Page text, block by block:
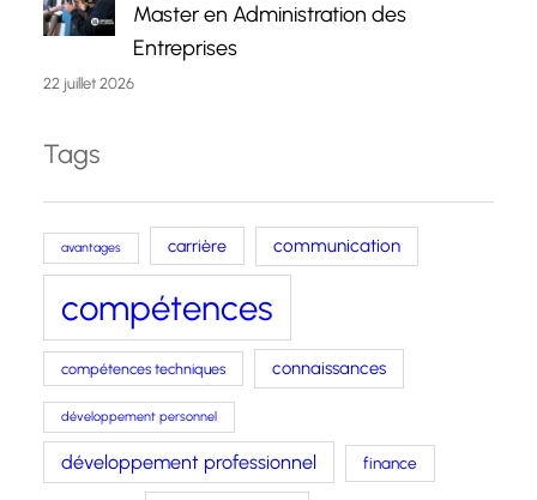
Master en Administration des
Entreprises
22 juillet 2026
Tags
avantages carrière communication
compétences
compétences techniques connaissances
développement personnel
développement professionnel finance